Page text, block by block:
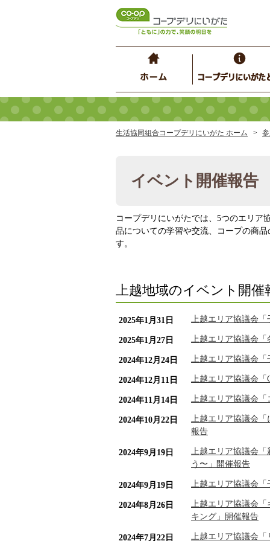
生活協同組合コープデリにいがた ホーム
イベント開催報告
コープデリにいがたでは、5つのエリア
品についての学習や交流、コープの商
す。
上越地域のイベント開催
2025年1月31日 上越エリア協議会
2025年1月27日 上越エリア協議会
2024年12月24日 上越エリア協議会
2024年12月11日 上越エリア協議会「
2024年11月14日 上越エリア協議会「
2024年10月22日
上越エリア協議会
報告
2024年9月19日
上越エリア協議会
う〜」開催報告
2024年9月19日 上越エリア協議会
2024年8月26日
上越エリア協議会
キング」開催報告
2024年7月22日 上越エリア協議会